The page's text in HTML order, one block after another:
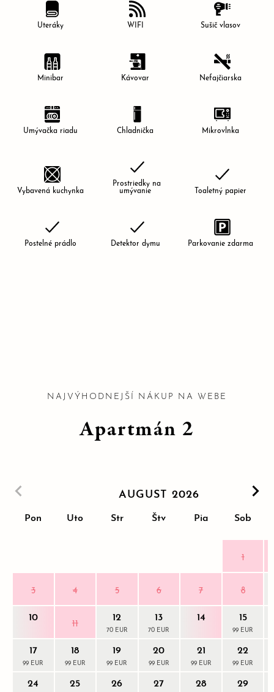
Uteráky WIFI Sušič vlasov
Minibar Kávovar Nefajčiarska
Umývačka riadu Chladnička Mikrovlnka
Vybavená kuchynka
Prostriedky na
umývanie Toaletný papier
Postelné prádlo Detektor dymu Parkovanie zdarma
NAJVÝHODNEJŠÍ NÁKUP NA WEBE
Apartmán 2
AUGUST 2026
Pon Uto Str Štv Pia Sob
1
3 4 5 6 7 8
10 11 12
70 EUR
13
70 EUR
14 15
99 EUR
17
99 EUR
18
99 EUR
19
99 EUR
20
99 EUR
21
99 EUR
22
99 EUR
24 25 26 27 28 29